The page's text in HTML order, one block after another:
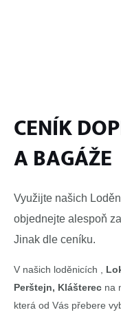
CENÍK
A BAGÁŽE
Využijte našich
objednejte alespoň
Jinak dle ceníku.
V našich loděnicích ,
Perštejn, Klášterec na
která od Vás přebere